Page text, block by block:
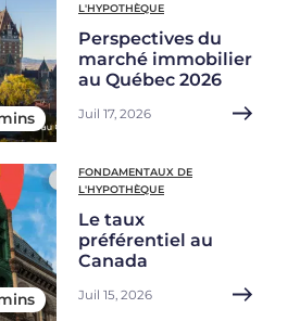
L'HYPOTHÈQUE
Perspectives du
marché immobilier
au Québec 2026
Juil 17, 2026
FONDAMENTAUX DE
L'HYPOTHÈQUE
Le taux
préférentiel au
Canada
Juil 15, 2026